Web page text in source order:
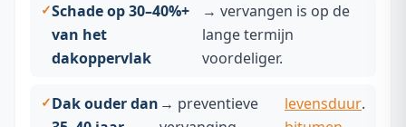
Schade op 30–40%+
van het
dakoppervlak
→ vervangen is op de
lange termijn
voordeliger.
Dak ouder dan → preventieve
levensduur.